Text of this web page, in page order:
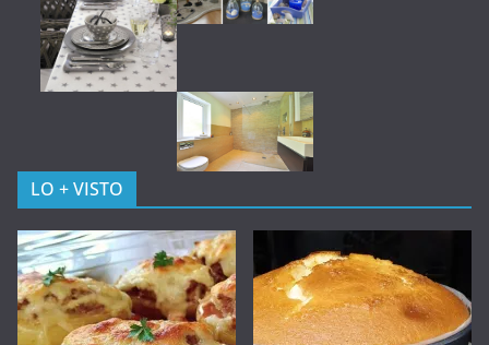
LO + VISTO